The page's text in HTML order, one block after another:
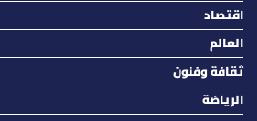
اقتصاد
العالم
ثقافة وفنون
الرياضة